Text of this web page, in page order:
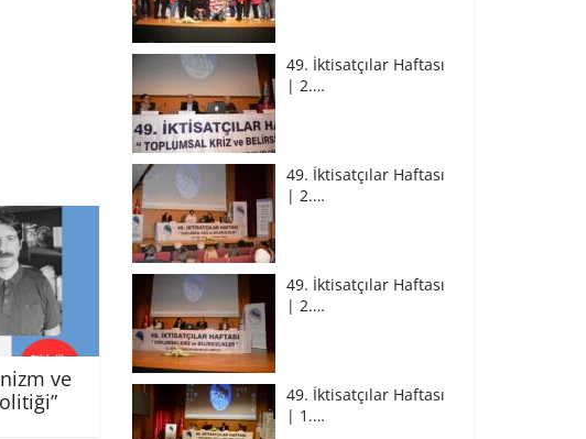
ve
49. İktisatçılar Haftası
| 2.…
49. İktisatçılar Haftası
| 2.…
49. İktisatçılar Haftası
| 2.…
49. İktisatçılar Haftası
| 1.…